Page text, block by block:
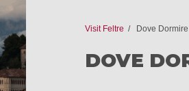
Visit Feltre Dove Dormire
DOVE